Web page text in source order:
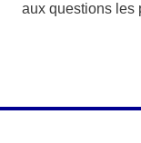
aux questions les